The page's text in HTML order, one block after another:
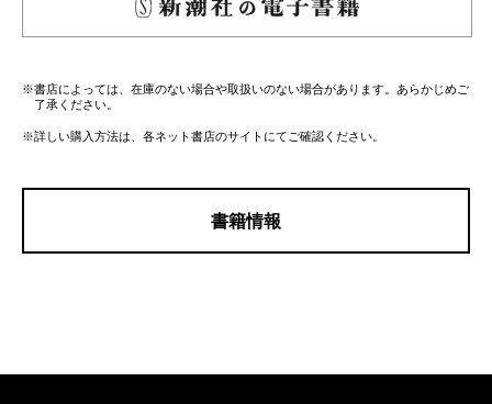
※書店によっては、在庫のない場合や取扱いのない場合があります。あらかじめご
了承ください。
※詳しい購入方法は、各ネット書店のサイトにてご確認ください。
書籍情報